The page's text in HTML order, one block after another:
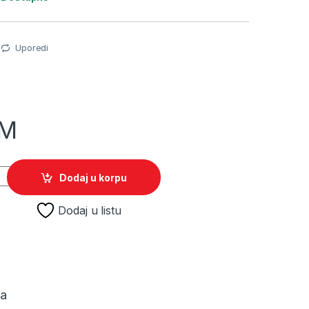
Uporedi
The Patrick Star Game /Switch quantity
Dodaj u korpu
Dodaj u listu